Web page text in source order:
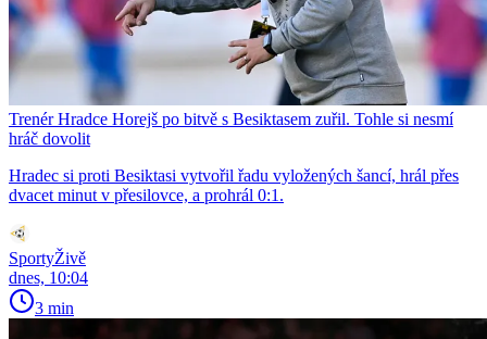
Trenér Hradce Horejš po bitvě s Besiktasem zuřil. Tohle si nesmí
hráč dovolit
Hradec si proti Besiktasi vytvořil řadu vyložených šancí, hrál přes
dvacet minut v přesilovce, a prohrál 0:1.
SportyŽivě
dnes, 10:04
3 min